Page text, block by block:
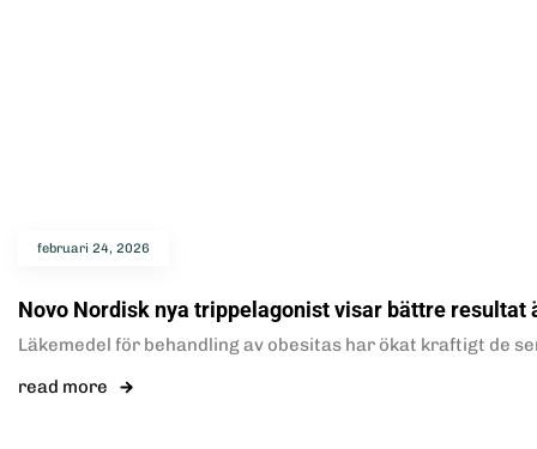
februari 24, 2026
Novo Nordisk nya trippelagonist visar bättre resultat
Läkemedel för behandling av obesitas har ökat kraftigt de
read more